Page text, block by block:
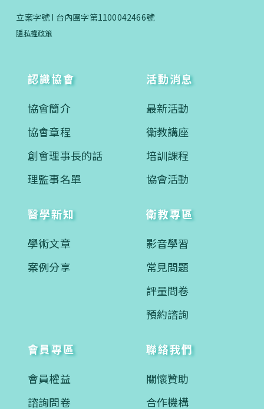
立案字號 I 台內團字第1100042466號
隱私權政策
認識協會
協會簡介
協會章程
創會理事長的話
理監事名單
活動消息
最新活動
衛教講座
培訓課程
協會活動
醫學新知
學術文章
案例分享
衛教專區
影音學習
常見問題
評量問卷
預約諮詢
會員專區
會員權益
諮詢問卷
聯絡我們
關懷贊助
合作機構